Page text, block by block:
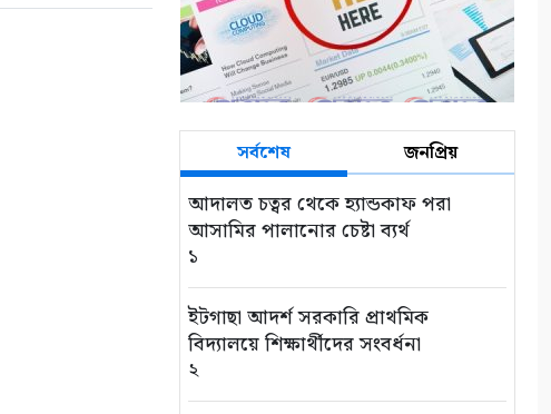
সর্বশেষ জনপ্রিয়
আদালত চত্বর থেকে হ্যান্ডকাফ পরা
আসামির পালানোর চেষ্টা ব্যর্থ
১
ইটগাছা আদর্শ সরকারি প্রাথমিক
বিদ্যালয়ে শিক্ষার্থীদের সংবর্ধনা
২